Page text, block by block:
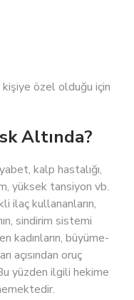
kişiye özel olduğu için
Altında?
kalp hastalığı,
yüksek tansiyon vb.
ilaç kullananların,
sindirim sistemi
kadınların, büyüme-
açısından oruç
yüzden ilgili hekime